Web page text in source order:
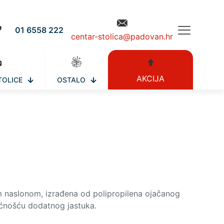
01 6558 222
centar-stolica@padovan.hr
OSTALO AKCIJA
naslonom, izrađena od polipropilena ojačanog
dodatnog jastuka.